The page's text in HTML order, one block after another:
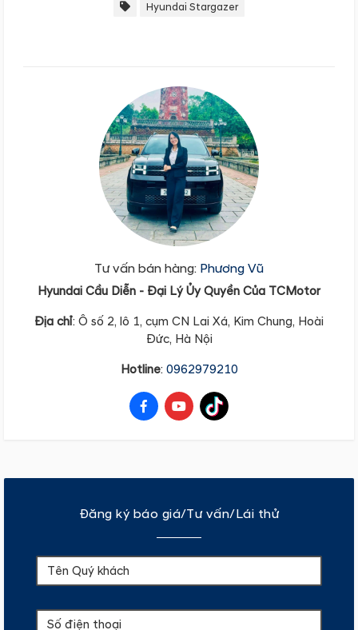
Hyundai Stargazer
Tư vấn bán hàng: Phương Vũ
Hyundai Cầu Diễn - Đại Lý Ủy Quyền Của TCMotor
Địa chỉ: Ô số 2, lô 1, cụm CN Lai Xá, Kim Chung, Hoài
Đức, Hà Nội
Hotline: 0962979210
Đăng ký báo giá/Tư vấn/Lái thử